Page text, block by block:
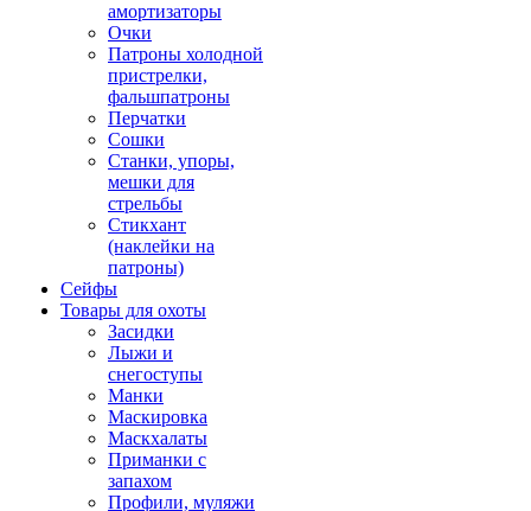
амортизаторы
Очки
Патроны холодной
пристрелки,
фальшпатроны
Перчатки
Сошки
Станки, упоры,
мешки для
стрельбы
Стикхант
(наклейки на
патроны)
Сейфы
Товары для охоты
Засидки
Лыжи и
снегоступы
Манки
Маскировка
Маскхалаты
Приманки с
запахом
Профили, муляжи